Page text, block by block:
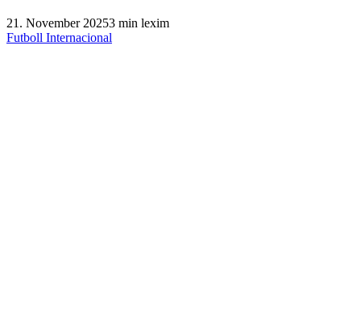
21. November 20253 min lexim
Futboll Internacional